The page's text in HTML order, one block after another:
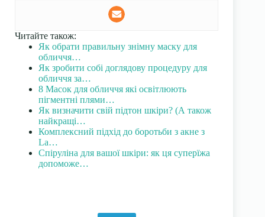
Читайте також:
Як обрати правильну знімну маску для
обличчя…
Як зробити собі доглядову процедуру для
обличчя за…
8 Масок для обличчя які освітлюють
пігментні плями…
Як визначити свій підтон шкіри? (А також
найкращі…
Комплексний підхід до боротьби з акне з
La…
Спіруліна для вашої шкіри: як ця суперїжа
допоможе…